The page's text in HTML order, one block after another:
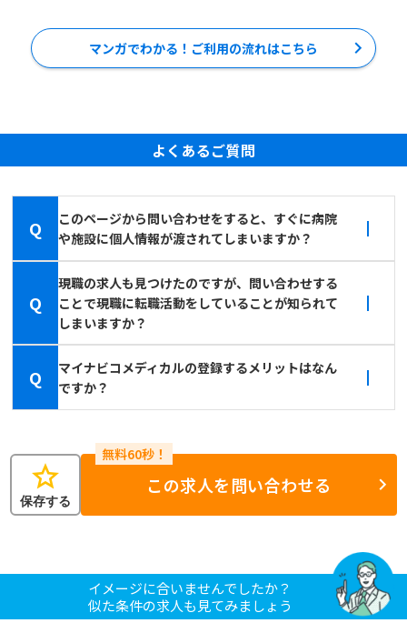
マンガでわかる！ご利用の流れはこちら
よくあるご質問
Q
このページから問い合わせをすると、すぐに病院
や施設に個人情報が渡されてしまいますか？
Q
現職の求人も見つけたのですが、問い合わせする
ことで現職に転職活動をしていることが知られて
しまいますか？
Q
マイナビコメディカルの登録するメリットはなん
ですか？
star
保存する
この求人を問い合わせる
イメージに合いませんでしたか？
似た条件の求人も見てみましょう